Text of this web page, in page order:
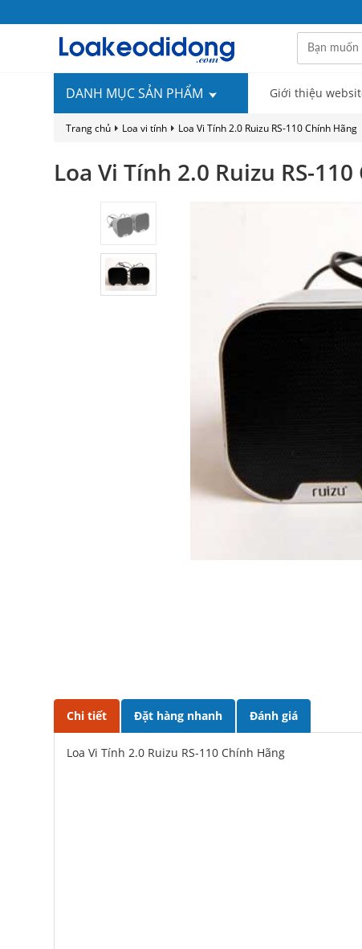
DANH MỤC SẢN PHẨM Giới thiệu
Trang chủ Loa vi tính Loa Vi Tính 2.0 Ruizu RS-110 Chính Hãng
Loa Vi Tính 2.0 Ruizu RS-
Chi tiết Đặt hàng nhanh Đánh giá
Loa Vi Tính 2.0 Ruizu RS-110 Chính Hãng